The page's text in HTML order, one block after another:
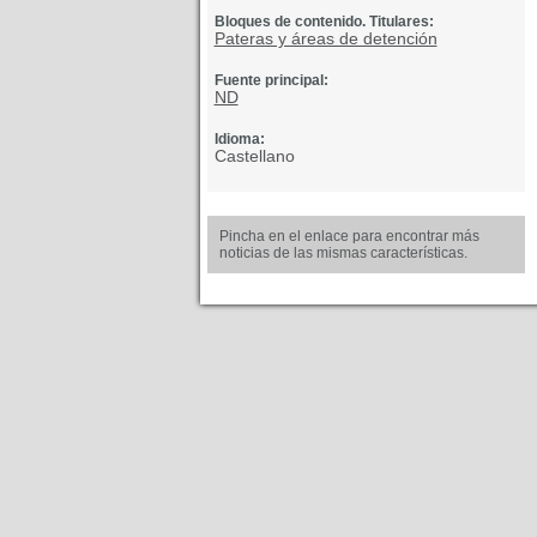
Bloques de contenido. Titulares:
Pateras y áreas de detención
Fuente principal:
ND
Idioma:
Castellano
Pincha en el enlace para encontrar más
noticias de las mismas características.